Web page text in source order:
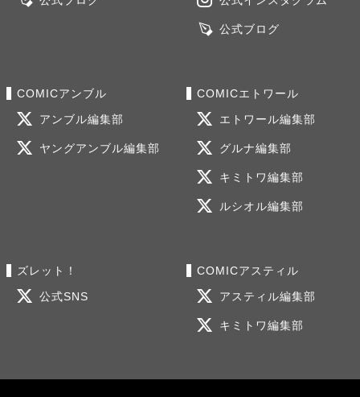
公式ブログ
COMICアンブル
アンブル編集部
ヤングアンブル編集部
COMICエトワール
エトワール編集部
グルナ編集部
キミトワ編集部
ルシオル編集部
ズレット！
公式SNS
COMICアスティル
アスティル編集部
キミトワ編集部